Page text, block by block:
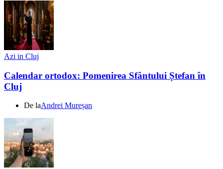
Azi in Cluj
Calendar ortodox: Pomenirea Sfântului Ștefan în
Cluj
De laAndrei Mureșan